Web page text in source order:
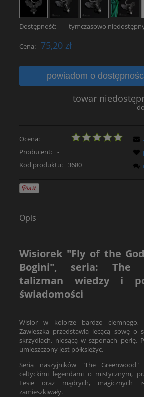
Dostępność: tymczasowo
Cena: 75,20 zł
powiadom o
towar
Ocena:
Producent: -
Kod produktu:
3680
Opis
Wisiorek "Fly of the
Bogini", seria: The
talizman wiedzy i
świadomości
Wisior w kolorze bardzo ciemnego,
Zawieszka przedstawia lecącą sowę o
skrzydłach, niosącą w szponach perłę.
umieszczony jest półksiężyc.
Seria naszyjników "The Greenwood"
celtyckimi legendami o mistycznym,
Lesie oraz mądrych, magicznych
zamieszkiwały.